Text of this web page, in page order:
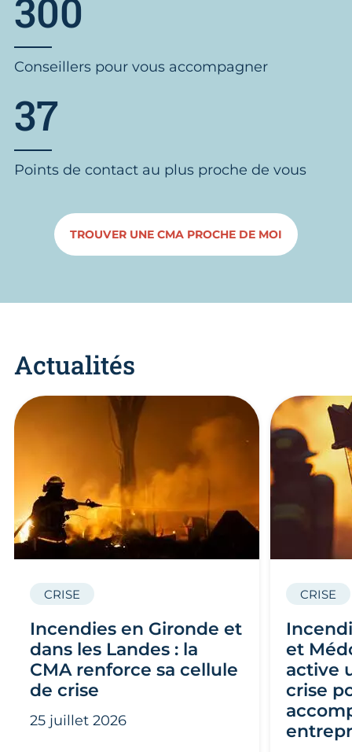
300
Conseillers pour vous accompagner
37
Points de contact au plus proche de vous
TROUVER UNE CMA PROCHE DE MOI
Actualités
Incendies en Gironde et
dans les Landes : la
CMA renforce sa cellule
de crise
CRISE
25 juillet 2026
et
active
crise
CRISE